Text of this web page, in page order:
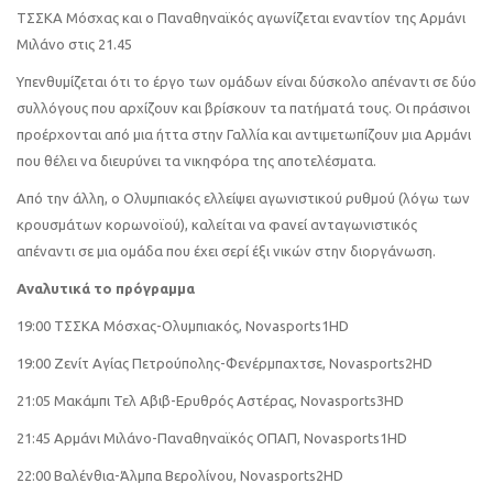
ΤΣΣΚΑ Μόσχας και ο Παναθηναϊκός αγωνίζεται εναντίον της Αρμάνι
Μιλάνο στις 21.45
Υπενθυμίζεται ότι το έργο των ομάδων είναι δύσκολο απέναντι σε δύο
συλλόγους που αρχίζουν και βρίσκουν τα πατήματά τους. Οι πράσινοι
προέρχονται από μια ήττα στην Γαλλία και αντιμετωπίζουν μια Αρμάνι
που θέλει να διευρύνει τα νικηφόρα της αποτελέσματα.
Από την άλλη, ο Ολυμπιακός ελλείψει αγωνιστικού ρυθμού (λόγω των
κρουσμάτων κορωνοϊού), καλείται να φανεί ανταγωνιστικός
απέναντι σε μια ομάδα που έχει σερί έξι νικών στην διοργάνωση.
Αναλυτικά το πρόγραμμα
19:00 ΤΣΣΚΑ Μόσχας-Ολυμπιακός, Novasports1ΗD
19:00 Ζενίτ Αγίας Πετρούπολης-Φενέρμπαχτσε, Novasports2HD
21:05 Μακάμπι Τελ Αβιβ-Ερυθρός Αστέρας, Novasports3HD
21:45 Αρμάνι Μιλάνο-Παναθηναϊκός ΟΠΑΠ, Novasports1HD
22:00 Βαλένθια-Άλμπα Βερολίνου, Novasports2HD